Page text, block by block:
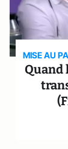
MISE AU
Quand